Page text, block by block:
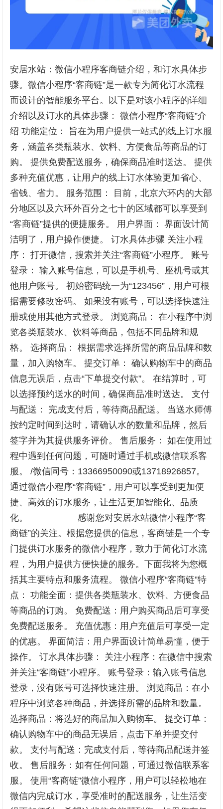
安居水站：微信小程序客商链介绍，和订水具体步
骤。微信小程序“客商链”是一款专为简化订水流程
而设计的智能服务平台。以下是对该小程序的详细
介绍以及订水的具体步骤： 微信小程序“客商链”介
绍 功能定位： 旨在为用户提供一站式的线上订水服
务，涵盖各类瓶装水、饮料、方便食品等商品的订
购。 提供免费配送服务，确保商品准时送达。 提供
多种充值优惠，让用户的线上订水体验更加省心、
省钱、省力。 服务范围： 目前，北京六环内的大部
分地区以及六环外百分之七十的区域都可以享受到
“客商链”提供的便捷服务。 用户界面： 界面设计简
洁明了，用户操作便捷。 订水具体步骤 关注小程
序： 打开微信，搜索并关注“客商链”小程序。 账号
登录： 输入账号信息，可以是手机号、座机号或其
他用户账号。 初始密码统一为“123456”，用户可根
据需要修改密码。 如果没有账号，可以选择快速注
册或使用其他方式登录。 浏览商品： 在小程序中浏
览各类瓶装水、饮料等商品，包括不同品牌和规
格。 选择商品： 根据需求选择所需的商品品牌和数
量，加入购物车。 提交订单： 确认购物车中的商品
信息无误后，点击“下单提交付款”。 在结算时，可
以选择预约送水的时间，确保商品准时送达。 支付
与配送： 完成支付后，等待商品配送。 当送水师傅
按约定时间到达时，请确认水的数量和品牌，然后
签字并为其提供服务评价。 售后服务： 如在使用过
程中遇到任何问题，可随时通过手机或微信联系客
服。 /微信同号：13366950090或13718926857。
通过微信小程序“客商链”，用户可以享受到更加便
捷、高效的订水服务，让生活更加智能化、品质
化。 感谢您对安居水站微信小程序“客
商链”的关注。根据您提供的信息，客商链是一个专
门提供订水服务的微信小程序，致力于简化订水流
程，为用户提供方便快捷的服务。下面我将为您概
括其主要特点和服务流程。 微信小程序“客商链”特
点： 功能全面：提供各类瓶装水、饮料、方便食品
等商品的订购。 免费配送：用户购买商品后可享受
免费配送服务。 充值优惠：用户充值后可享受一定
的优惠。 界面简洁：用户界面设计简单易懂，便于
操作。 订水具体步骤： 关注小程序：在微信中搜索
并关注“客商链”小程序。 账号登录：输入账号信息
登录，没有账号可选择快速注册。 浏览商品：在小
程序中浏览各种商品，并选择所需的品牌和数量。
选择商品：将选好的商品加入购物车。 提交订单：
确认购物车中的商品无误后，点击下单并提交付
款。 支付与配送：完成支付后，等待商品配送并签
收。 售后服务：如有任何问题，可通过微信联系客
服。 使用“客商链”微信小程序，用户可以轻松地在
微信内完成订水，享受准时的配送服务，让生活变